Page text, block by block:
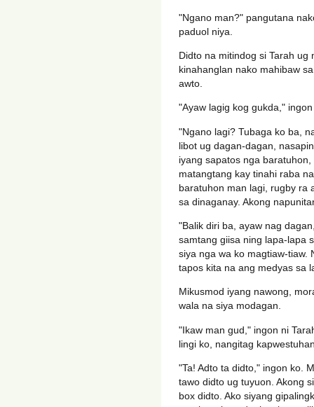
"Ngano man?" pangutana
paduol niya.
Didto na mitindog si Tarah ug
kinahanglan nako mahibaw
awto.
"Ayaw lagig kog gukda,"
"Ngano lagi? Tubaga ko ba,
libot ug dagan-dagan,
iyang sapatos nga
matangtang kay tinahi raba
baratuhon man lagi, rugby ra
sa dinaganay. Akong
"Balik diri ba, ayaw nag
samtang giisa ning lapa-lapa
siya nga wa ko magtiaw-tiaw.
tapos kita na ang medyas sa
Mikusmod iyang nawong,
wala na siya modagan.
"Ikaw man gud," ingon ni
lingi ko, nangitag
"Ta! Adto ta didto," ingon ko.
tawo didto ug tuyuon. Akong
box didto. Ako siyang